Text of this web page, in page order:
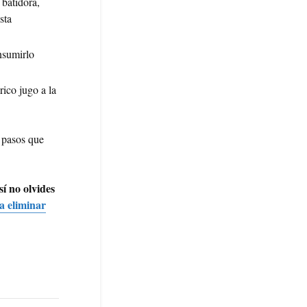
jugo a la
que
no olvides
eliminar